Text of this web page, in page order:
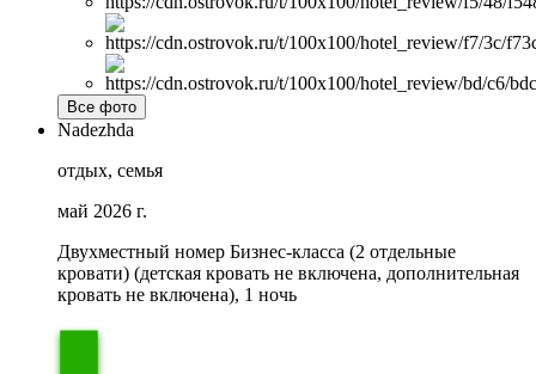
Все фото
Nadezhda
отдых, семья
май 2026 г.
Двухместный номер Бизнес-класса (2 отдельные
кровати) (детская кровать не включена, дополнительная
кровать не включена), 1 ночь